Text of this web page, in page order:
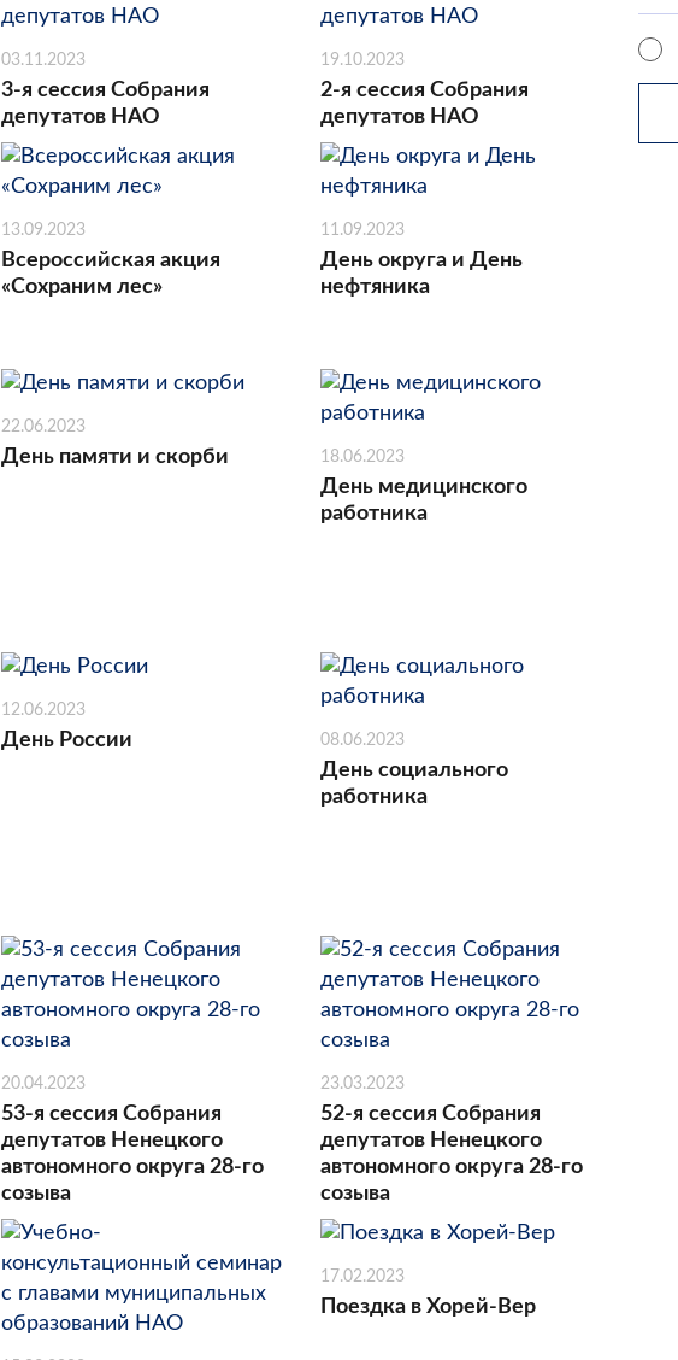
03.11.2023
3-я сессия Собрания
депутатов НАО
19.10.2023
2-я сессия Собрания
депутатов НАО
13.09.2023
Всероссийская акция
«Сохраним лес»
11.09.2023
День округа и День
нефтяника
22.06.2023
День памяти и скорби 18.06.2023
День медицинского
работника
12.06.2023
День России 08.06.2023
День социального
работника
20.04.2023
53-я сессия Собрания
депутатов Ненецкого
автономного округа 28-го
созыва
23.03.2023
52-я сессия Собрания
депутатов Ненецкого
автономного округа 28-го
созыва
17.02.2023
Поездка в Хорей-Вер